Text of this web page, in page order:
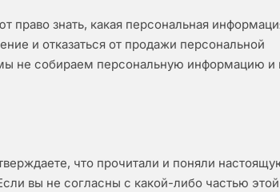
право знать, какая персональная
и отказаться от продажи персональной
не собираем персональную информацию и
что прочитали и поняли
вы не согласны с какой-либо частью